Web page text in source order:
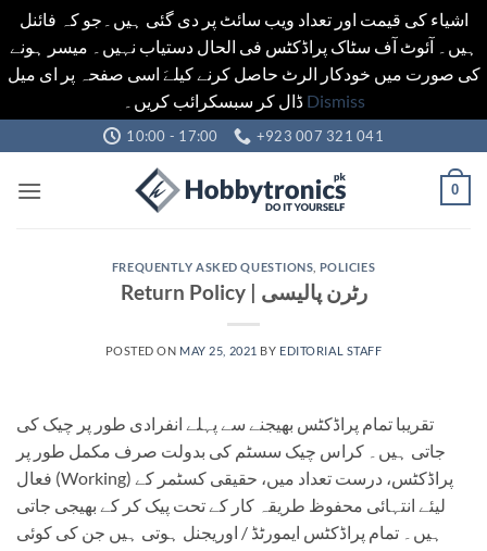
اشیاء کی قیمت اور تعداد ویب سائٹ پر دی گئی ہیں۔جو کہ فائنل
ہیں۔ آئوٹ آف سٹاک پراڈکٹس فی الحال دستیاب نہیں۔ میسر ہونے
کی صورت میں خودکار الرٹ حاصل کرنے کیلےَ اسی صفحہ پر ای میل
ڈال کر سبسکرائب کریں۔ Dismiss
to
content
10:00 - 17:00 +923 007 321 041
0
FREQUENTLY ASKED QUESTIONS POLICIES
Return Policy | رٹرن پالیسی
POSTED ON MAY 25, 2021 BY EDITORIAL STAFF
تقریبا تمام پراڈکٹس بھیجنے سے پہلے انفرادی طور پر چیک کی
جاتی ہیں۔ کراس چیک سسٹم کی بدولت صرف مکمل طور پر
فعال (Working) پراڈکٹس، درست تعداد میں، حقیقی کسٹمر کے
لیئے انتہائی محفوظ طریقہ کار کے تحت پیک کر کے بھیجی جاتی
ہیں۔ تمام پراڈکٹس ایمورٹڈ / اوریجنل ہوتی ہیں جن کی کوئی